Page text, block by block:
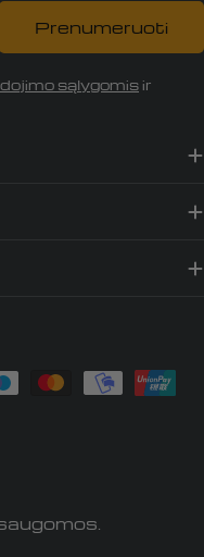
Prenumeruoti
sąlygomis ir